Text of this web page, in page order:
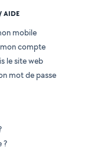
AIDE
mobile
mon compte
le site web
mot de passe
?